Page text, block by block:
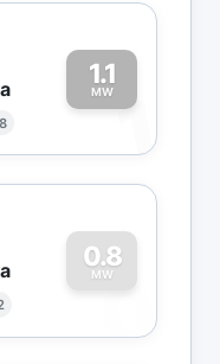
1.1
MW1
0.8
MW
0